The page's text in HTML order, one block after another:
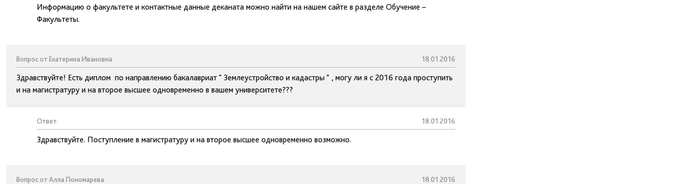
Информацию о факультете и контактные данные деканата можно найти на нашем сайте в разделе Обучение –
Факультеты.
Вопрос от Екатерина Ивановна 18.01.2016
Здравствуйте! Есть диплом по направлению бакалавриат " Землеустройство и кадастры " , могу ли я с 2016 года проступить
и на магистратуру и на второе высшее одновременно в вашем университете???
Ответ: 18.01.2016
Здравствуйте. Поступление в магистратуру и на второе высшее одновременно возможно.
Вопрос от Алла Пономарева 18.01.2016